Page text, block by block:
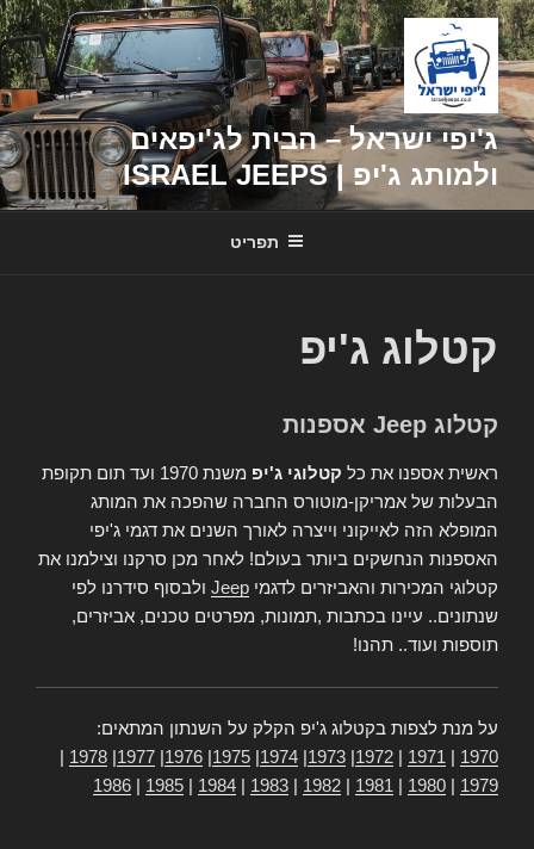
דילוג
לתוכן
ג'יפי ישראל – הבית לג'יפאים
ולמותג ג'יפ | ISRAEL JEEPS
תפריט
קטלוג ג'יפ
קטלוג Jeep אספנות
ראשית אספנו את כל קטלוגי ג'יפ
משנת 1970 ועד תום תקופת
הבעלות של אמריקן-מוטורס החברה שהפכה את המותג
המופלא הזה לאייקוני וייצרה לאורך השנים את דגמי ג'יפי
האספנות הנחשקים ביותר בעולם! לאחר מכן סרקנו וצילמנו את
קטלוגי המכירות והאביזרים לדגמי Jeep ולבסוף סידרנו לפי
שנתונים.. עיינו בכתבות ,תמונות, מפרטים טכנים, אביזרים,
תוספות ועוד.. תהנו!
על מנת לצפות בקטלוג ג'יפ הקלק על השנתון המתאים:
1970
1971
1972
1973
1974
1975
1976
1977
1978
1979
1980
1981
1982
1983
1984
1985
1986